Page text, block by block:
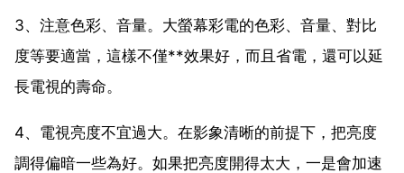
3、注意色彩、音量。大螢幕彩電的色彩、音量、對比
度等要適當，這樣不僅**效果好，而且省電，還可以延
長電視的壽命。
4、電視亮度不宜過大。在影象清晰的前提下，把亮度
調得偏暗一些為好。如果把亮度開得太大，一是會加速